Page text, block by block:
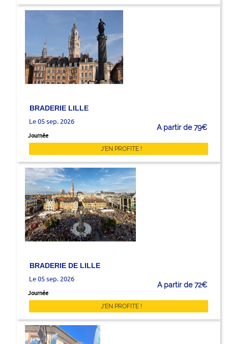
BRADERIE LILLE
Le 05 sep. 2026
Journée
A partir de 79€
J'EN PROFITE !
BRADERIE DE LILLE
Le 05 sep. 2026
Journée
A partir de 72€
J'EN PROFITE !